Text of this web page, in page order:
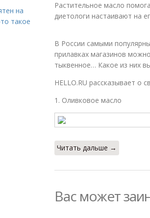
Растительное масло
диетологи настаивают на
В России самыми
прилавках магазинов
тыквенное… Какое из них
HELLO.RU рассказывает о
1. Оливковое масло
Читать дальше →
Вас может
на
такое